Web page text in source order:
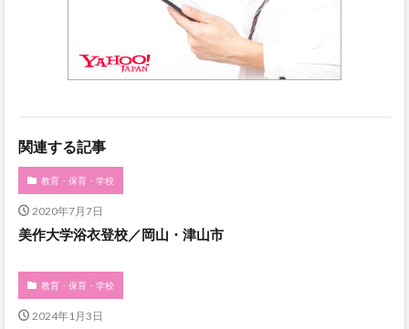
関連する記事
教育・保育・学校
2020年7月7日
美作大学浴衣登校／岡山・津山市
教育・保育・学校
2024年1月3日